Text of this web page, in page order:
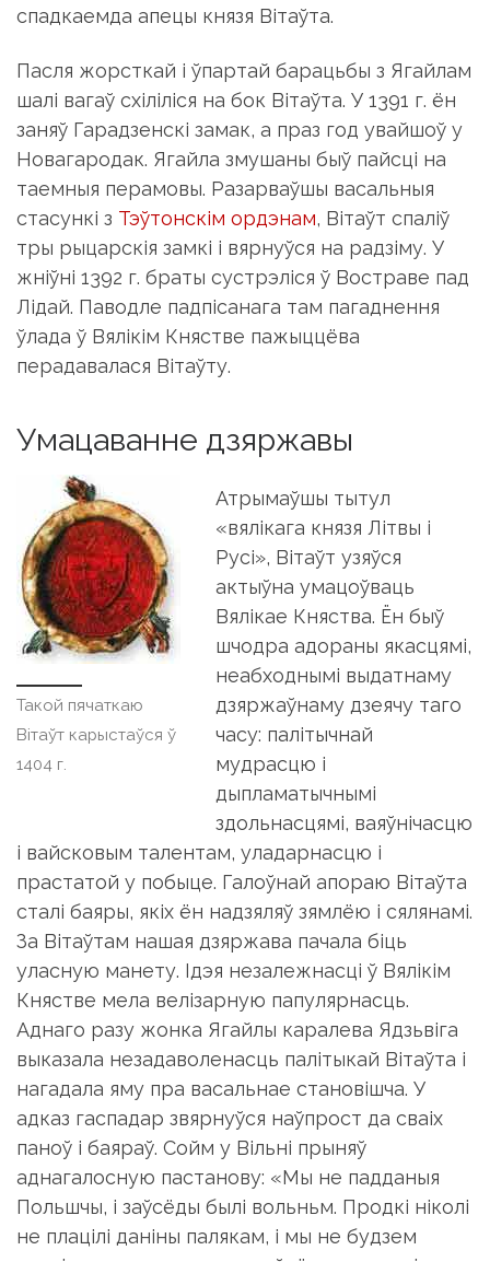
спадкаемда апецы князя Вітаўта.
Пасля жорсткай і ўпартай барацьбы з Ягайлам
шалі вагаў схіліліся на бок Вітаўта. У 1391 г. ён
заняў Гарадзенскі замак, а праз год увайшоў у
Новагародак. Ягайла змушаны быў пайсці на
таемныя перамовы. Разарваўшы васальныя
стасункі з Тэўтонскім ордэнам, Вітаўт спаліў
тры рыцарскія замкі і вярнуўся на радзіму. У
жніўні 1392 г. браты сустрэліся ў Востраве пад
Лідай. Паводле падпісанага там пагаднення
ўлада ў Вялікім Княстве пажыццёва
перадавалася Вітаўту.
Умацаванне дзяржавы
Такой пячаткаю
Вітаўт карыстаўся ў
1404 г.
Атрымаўшы тытул
«вялікага князя Літвы і
Русі», Вітаўт узяўся
актыўна умацоўваць
Вялікае Княства. Ён быў
шчодра адораны якасцямі,
неабходнымі выдатнаму
дзяржаўнаму дзеячу таго
часу: палітычнай
мудрасцю і
дыпламатычнымі
здольнасцямі, ваяўнічасцю
і вайсковым талентам, уладарнасцю і
прастатой у побыце. Галоўнай апораю Вітаўта
сталі баяры, якіх ён надзяляў зямлёю і сялянамі.
За Вітаўтам нашая дзяржава пачала біць
уласную манету. Ідэя незалежнасці ў Вялікім
Княстве мела велізарную папулярнасць.
Аднаго разу жонка Ягайлы каралева Ядзьвіга
выказала незадаволенасць палітыкай Вітаўта і
нагадала яму пра васальнае становішча. У
адказ гаспадар звярнуўся наўпрост да сваіх
паноў і баяраў. Сойм у Вільні прыняў
аднагалосную пастанову: «Мы не падданыя
Польшчы, і заўсёды былі вольньм. Продкі ніколі
не плацілі даніны палякам, і мы не будзем